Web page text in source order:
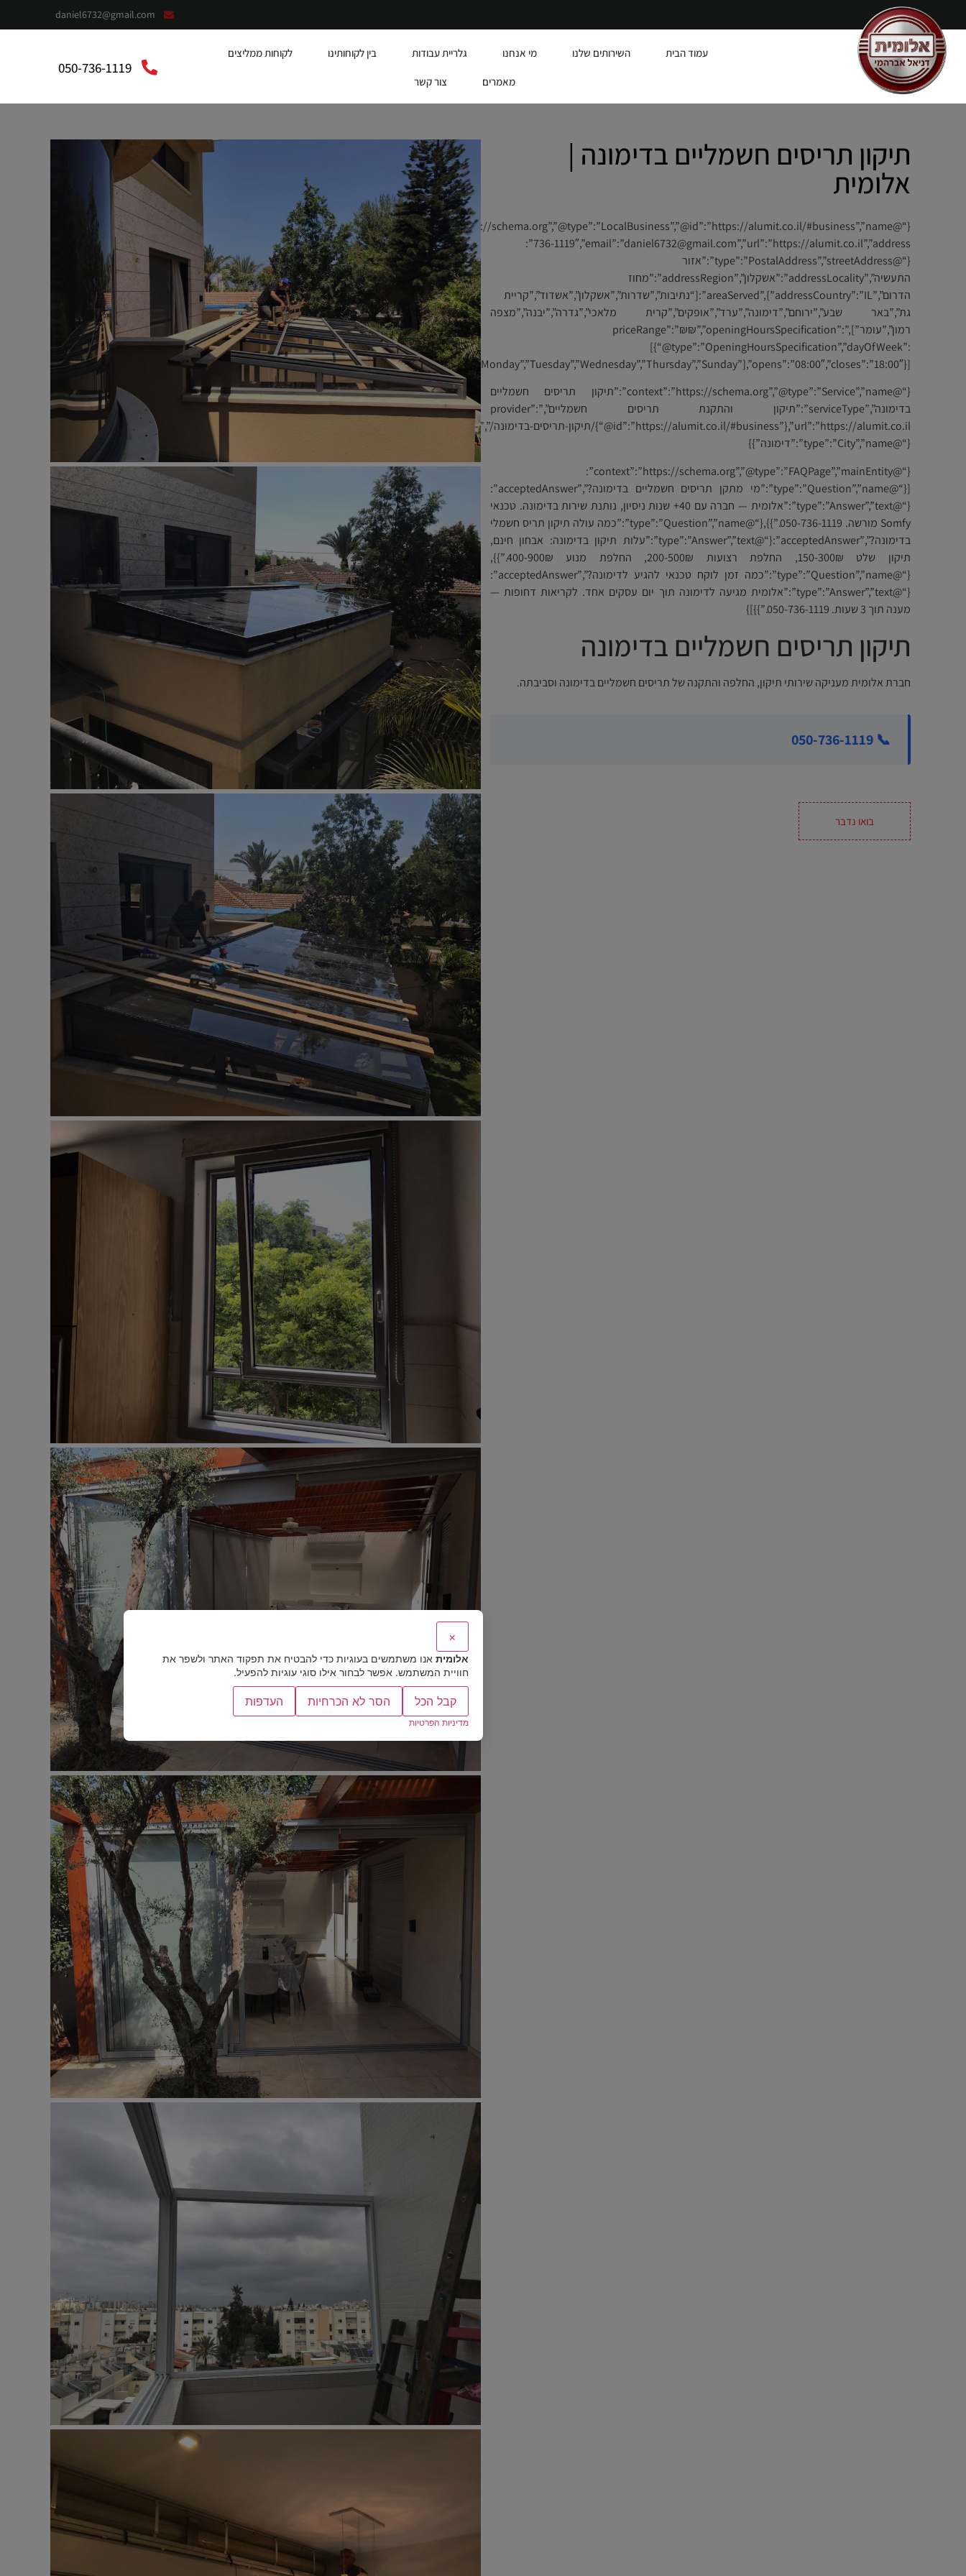
daniel6732@gmail.com
עמוד הבית השירותים שלנו מי אנחנו גלריית עבודות בין לקוחותינו לקוחות ממליצים
מאמרים צור קשר
050-736-1119
תיקון תריסים חשמליים בדימונה |
אלומית
{“@context”:”https://schema.org”,”@type”:”LocalBusiness”,”@id”:”https://alumit.co.il/#business”,”name”:”אלומית”,”telephone”:”050-
736-1119″,”email”:”daniel6732@gmail.com”,”url”:”https://alumit.co.il”,”address”:
{“@type”:”PostalAddress”,”streetAddress”:”אזור
התעשיה”,”addressLocality”:”אשקלון”,”addressRegion”:”מחוז
הדרום”,”addressCountry”:”IL”},”areaServed”:[“נתיבות”,”שדרות”,”אשקלון”,”אשדוד”,”קריית
גת”,”באר שבע”,”ירוחם”,”דימונה”,”ערד”,”אופקים”,”קרית מלאכי”,”גדרה”,”יבנה”,”מצפה
רמון”,”עומר”],”priceRange”:”₪₪”,”openingHoursSpecification”:
[{“@type”:”OpeningHoursSpecification”,”dayOfWeek”:
[“Monday”,”Tuesday”,”Wednesday”,”Thursday”,”Sunday”],”opens”:”08:00″,”closes”:”18:00″}]}
{“@context”:”https://schema.org”,”@type”:”Service”,”name”:”תיקון תריסים חשמליים
בדימונה”,”serviceType”:”תיקון והתקנת תריסים חשמליים”,”provider”:
{“@type”:”City”,”name”:”דימונה”}}
{“@context”:”https://schema.org”,”@type”:”FAQPage”,”mainEntity”:
[{“@type”:”Question”,”name”:”מי מתקן תריסים חשמליים בדימונה?”,”acceptedAnswer”:
{“@type”:”Answer”,”text”:”אלומית — חברה עם 40+ שנות ניסיון, נותנת שירות בדימונה. טכנאי
Somfy מורשה. 050-736-1119.”}},{“@type”:”Question”,”name”:”כמה עולה תיקון תריס חשמלי
בדימונה?”,”acceptedAnswer”:{“@type”:”Answer”,”text”:”עלות תיקון בדימונה: אבחון חינם,
תיקון שלט 150-300₪, החלפת רצועות 200-500₪, החלפת מנוע 400-900₪.”}},
{“@type”:”Question”,”name”:”כמה זמן לוקח טכנאי להגיע לדימונה?”,”acceptedAnswer”:
{“@type”:”Answer”,”text”:”אלומית מגיעה לדימונה תוך יום עסקים אחד. לקריאות דחופות —
מענה תוך 3 שעות. 050-736-1119.”}}]}
תיקון תריסים חשמליים בדימונה
חברת אלומית מעניקה שירותי תיקון, החלפה והתקנה של תריסים חשמליים בדימונה וסביבתה.
📞 050-736-1119
בואו נדבר
×
אלומית אנו משתמשים בעוגיות כדי להבטיח את תפקוד האתר ולשפר את
חוויית המשתמש. אפשר לבחור אילו סוגי עוגיות להפעיל.
קבל הכל הסר לא הכרחיות העדפות
מדיניות הפרטיות